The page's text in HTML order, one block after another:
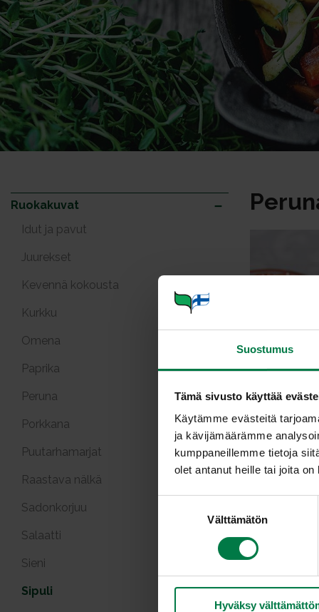
Suostumus
Tämä sivusto käyttää
Käytämme evästeitä
ja kävijämäärämme
kumppaneillemme tietoja
olet antanut heille tai joita
Välttämätön
Hyväksy
Ruokakuvat
Idut ja pavut
Juurekset
Kevennä kokousta
Kurkku
Omena
Paprika
Peruna
Porkkana
Puutarhamarjat
Raastava nälkä
Sadonkorjuu
Salaatti
Sieni
Sipuli